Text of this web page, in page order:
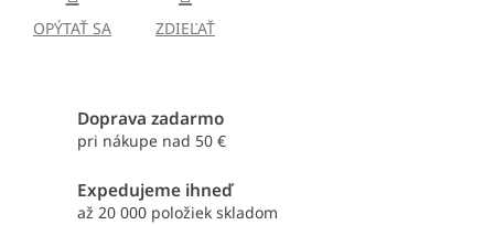
OPÝTAŤ SA ZDIEĽAŤ
Doprava zadarmo
pri nákupe nad 50 €
Expedujeme ihneď
až 20 000 položiek skladom